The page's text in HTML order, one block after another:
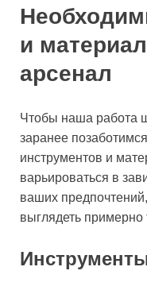
и
арсенал
Чтобы наша работа
заранее
инструментов и
варьироваться в
ваших
выглядеть примерно